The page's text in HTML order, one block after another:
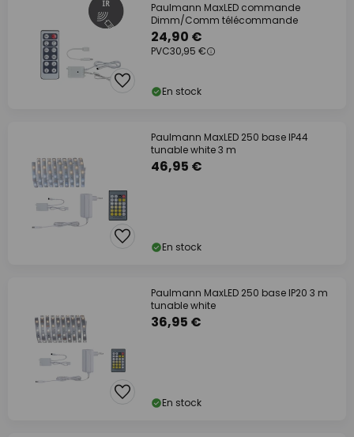
Paulmann MaxLED commande
Dimm/Comm télécommande
24,90 €
PVC30,95 €
En stock
Paulmann MaxLED 250 base IP44
tunable white 3 m
46,95 €
En stock
Paulmann MaxLED 250 base IP20 3 m
tunable white
36,95 €
En stock